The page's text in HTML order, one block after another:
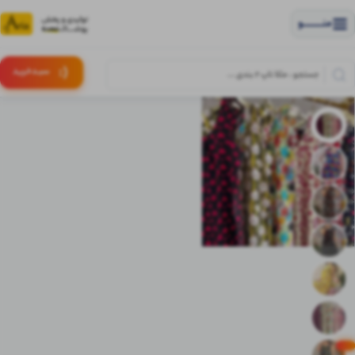
منــــــــــــو
(: سبـدخرید